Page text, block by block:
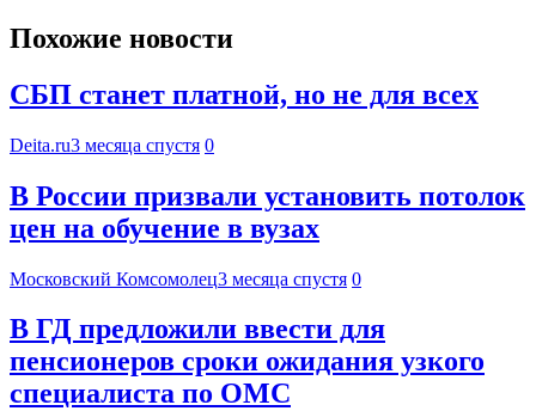
Похожие новости
СБП станет платной, но не для всех
Deita.ru3 месяца спустя 0
В России призвали установить потолок
цен на обучение в вузах
Московский Комсомолец3 месяца спустя 0
В ГД предложили ввести для
пенсионеров сроки ожидания узкого
специалиста по ОМС